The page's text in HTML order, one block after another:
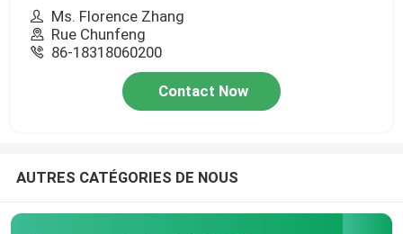
Ms. Florence Zhang
Rue Chunfeng
86-18318060200
Contact Now
AUTRES CATÉGORIES DE NOUS